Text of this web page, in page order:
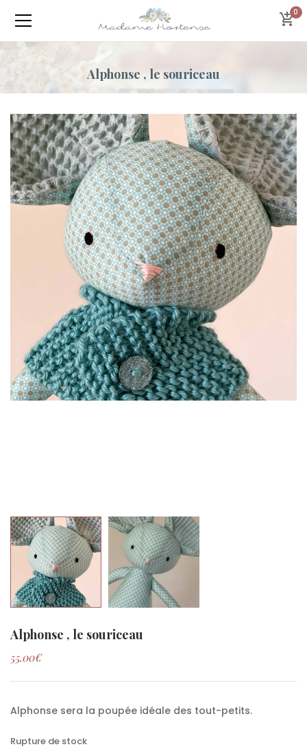
0
Alphonse , le souriceau
Alphonse , le souriceau
55.00€
Alphonse sera la poupée idéale des tout-petits.
Rupture de stock